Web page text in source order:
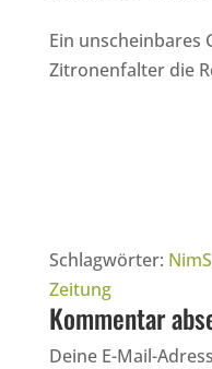
Ein unscheinbares
Zitronenfalter die
Schlagwörter: NimS
Zeitung
Kommentar
Deine E-Mail-